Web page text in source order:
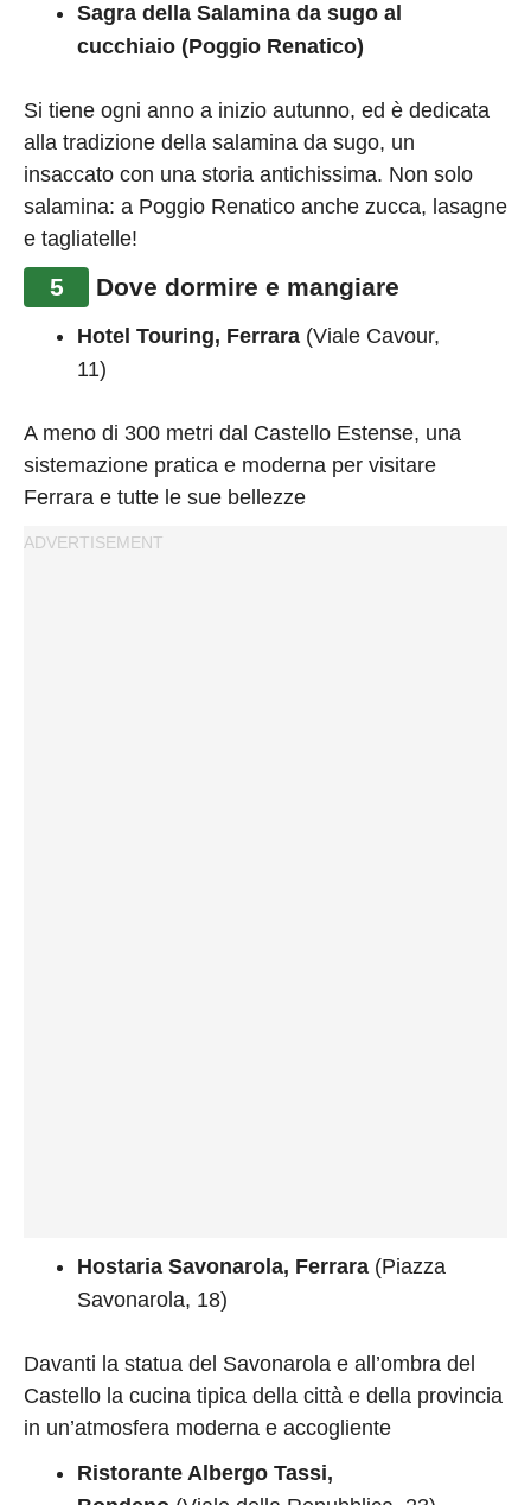
Sagra della Salamina da sugo al
cucchiaio (Poggio Renatico)
Si tiene ogni anno a inizio autunno, ed è dedicata
alla tradizione della salamina da sugo, un
insaccato con una storia antichissima. Non solo
salamina: a Poggio Renatico anche zucca, lasagne
e tagliatelle!
5 Dove dormire e mangiare
Hotel Touring, Ferrara (Viale Cavour,
11)
A meno di 300 metri dal Castello Estense, una
sistemazione pratica e moderna per visitare
Ferrara e tutte le sue bellezze
Hostaria Savonarola, Ferrara (Piazza
Savonarola, 18)
Davanti la statua del Savonarola e all’ombra del
Castello la cucina tipica della città e della provincia
in un’atmosfera moderna e accogliente
Ristorante Albergo Tassi,